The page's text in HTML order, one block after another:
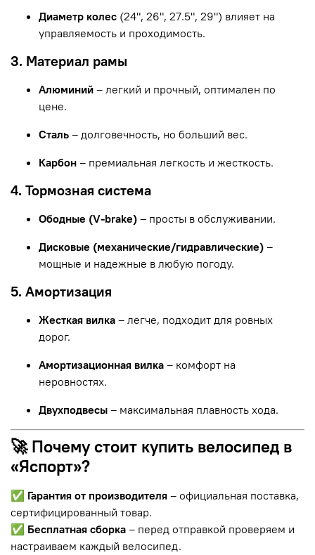
Диаметр колес (24", 26", 27.5", 29") влияет на
управляемость и проходимость.
3. Материал рамы
Алюминий – легкий и прочный, оптимален по
цене.
Сталь – долговечность, но больший вес.
Карбон – премиальная легкость и жесткость.
4. Тормозная система
Ободные (V-brake) – просты в обслуживании.
Дисковые (механические/гидравлические) –
мощные и надежные в любую погоду.
5. Амортизация
Жесткая вилка – легче, подходит для ровных
дорог.
Амортизационная вилка – комфорт на
неровностях.
Двухподвесы – максимальная плавность хода.
🚀 Почему стоит купить велосипед в
«Яспорт»?
✅ Гарантия от производителя – официальная поставка,
сертифицированный товар.
✅ Бесплатная сборка – перед отправкой проверяем и
настраиваем каждый велосипед.